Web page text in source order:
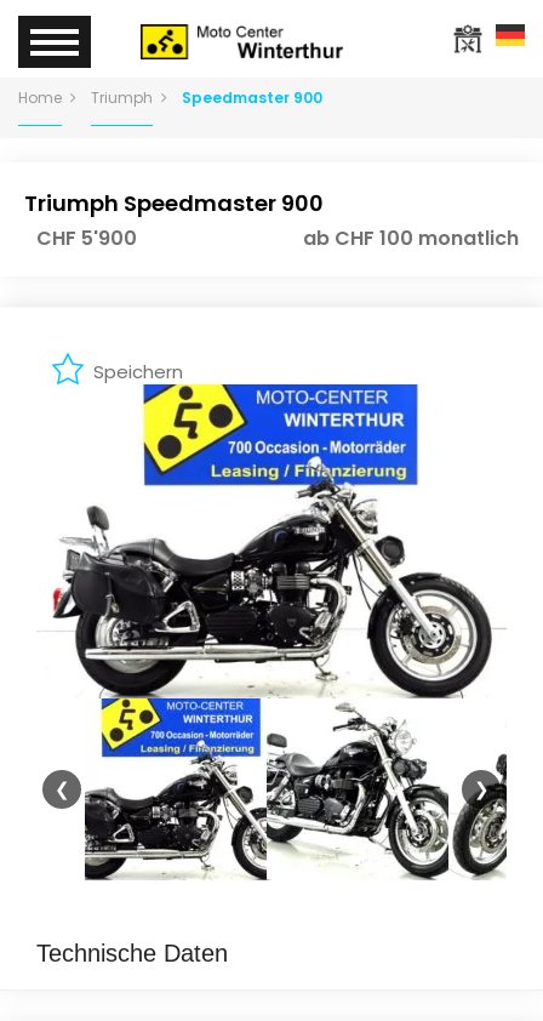
Home Triumph Speedmaster 900
Triumph Speedmaster 900
CHF 5'900 ab CHF 100 monatlich
Speichern
❮ ❯
Technische Daten